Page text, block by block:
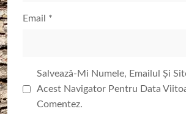
Email *
Salvează-Mi Numele, Emailul Și
Acest Navigator Pentru Data
Comentez.